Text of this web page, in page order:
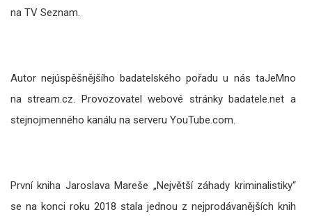
na TV Seznam.
Autor nejúspěšnějšího badatelského pořadu u nás taJeMno
na stream.cz. Provozovatel webové stránky badatele.net a
stejnojmenného kanálu na serveru YouTube.com.
První kniha Jaroslava Mareše „Největší záhady kriminalistiky“
se na konci roku 2018 stala jednou z nejprodávanějších knih